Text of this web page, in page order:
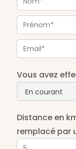
Vous avez
Distance en
remplacé par